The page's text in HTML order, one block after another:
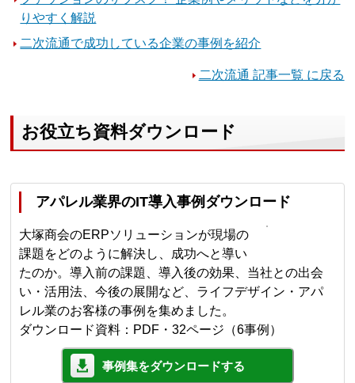
りやすく解説
二次流通で成功している企業の事例を紹介
二次流通 記事一覧 に戻る
お役立ち資料ダウンロード
アパレル業界のIT導入事例ダウンロード
大塚商会のERPソリューションが現場の
課題をどのように解決し、成功へと導い
たのか。導入前の課題、導入後の効果、当社との出会
い・活用法、今後の展開など、ライフデザイン・アパ
レル業のお客様の事例を集めました。
ダウンロード資料：PDF・32ページ（6事例）
事例集をダウンロードする